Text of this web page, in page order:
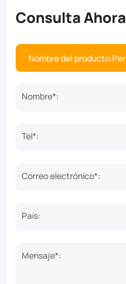
Consulta Ahora
Nombre*:
Tel*:
Correo electrónico*:
País:
Mensaje*: